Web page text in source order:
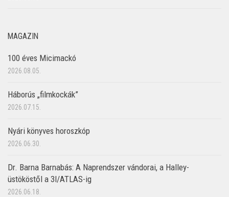
MAGAZIN
100 éves Micimackó
2026.08.05.
Háborús „filmkockák”
2026.07.15.
Nyári könyves horoszkóp
2026.06.30.
Dr. Barna Barnabás: A Naprendszer vándorai, a Halley-
üstököstől a 3I/ATLAS-ig
2026.06.18.